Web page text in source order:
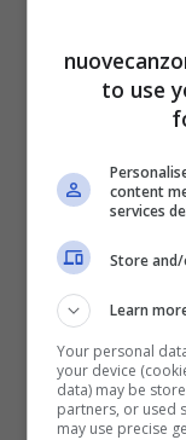
ARTICOLI
to use
content
services
Store
Learn
Your personal
your device
data) may be
partners, or used
may use precise